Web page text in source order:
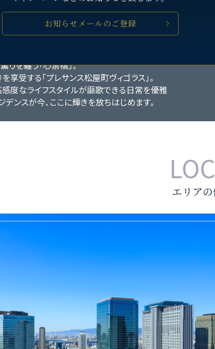
お知らせメールのご登録
を紡ぐ優越
りを纏う「心斎橋」。
享受する「プレサンス松屋町ヴィゴラス」。
度なライフスタイルが謳歌できる日常を優雅
デンスが今、ここに輝きを放ちはじめます。
エリア